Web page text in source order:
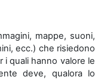
mappe, suoni,
ecc.) che risiedono
i quali hanno valore le
deve, qualora lo